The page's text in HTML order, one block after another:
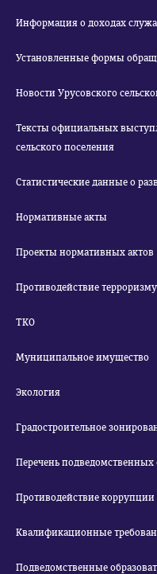
Информация о доходах
Установленные формы
Новости Урусовского
Тексты официальных
сельского поселения
Статистические данные о
Нормативные акты
Проекты нормативных актов
Противодействие
ТКО
Муниципальное имущество
Экология
Градостроительное
Перечень подведомственных
Противодействие коррупции
Квалификационные
Подведомственные